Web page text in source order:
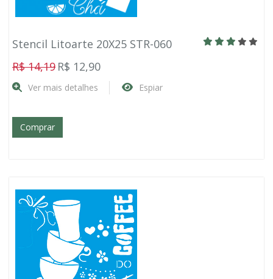
Stencil Litoarte 20X25 STR-060
R$ 14,19 R$ 12,90
Ver mais detalhes Espiar
Comprar